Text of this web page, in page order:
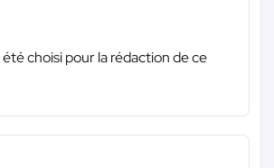
choisi pour la rédaction de ce